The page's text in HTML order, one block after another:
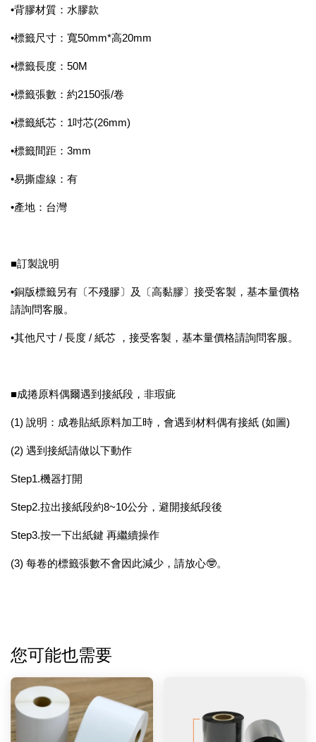
•背膠材質：水膠款
•標籤尺寸：寬50mm*高20mm
•標籤長度：50M
•標籤張數：約2150張/卷
•標籤紙芯：1吋芯(26mm)
•標籤間距：3mm
•易撕虛線：有
•產地：台灣
■訂製說明
•銅版標籤另有〔不殘膠〕及〔高黏膠〕接受客製，基本量價格
請詢問客服。
•其他尺寸 / 長度 / 紙芯 ，接受客製，基本量價格請詢問客服。
■成捲原料偶爾遇到接紙段，非瑕疵
(1) 說明：成卷貼紙原料加工時，會遇到材料偶有接紙 (如圖)
(2) 遇到接紙請做以下動作
Step1.機器打開
Step2.拉出接紙段約8~10公分，避開接紙段後
Step3.按一下出紙鍵 再繼續操作
(3) 每卷的標籤張數不會因此減少，請放心🤓。
您可能也需要